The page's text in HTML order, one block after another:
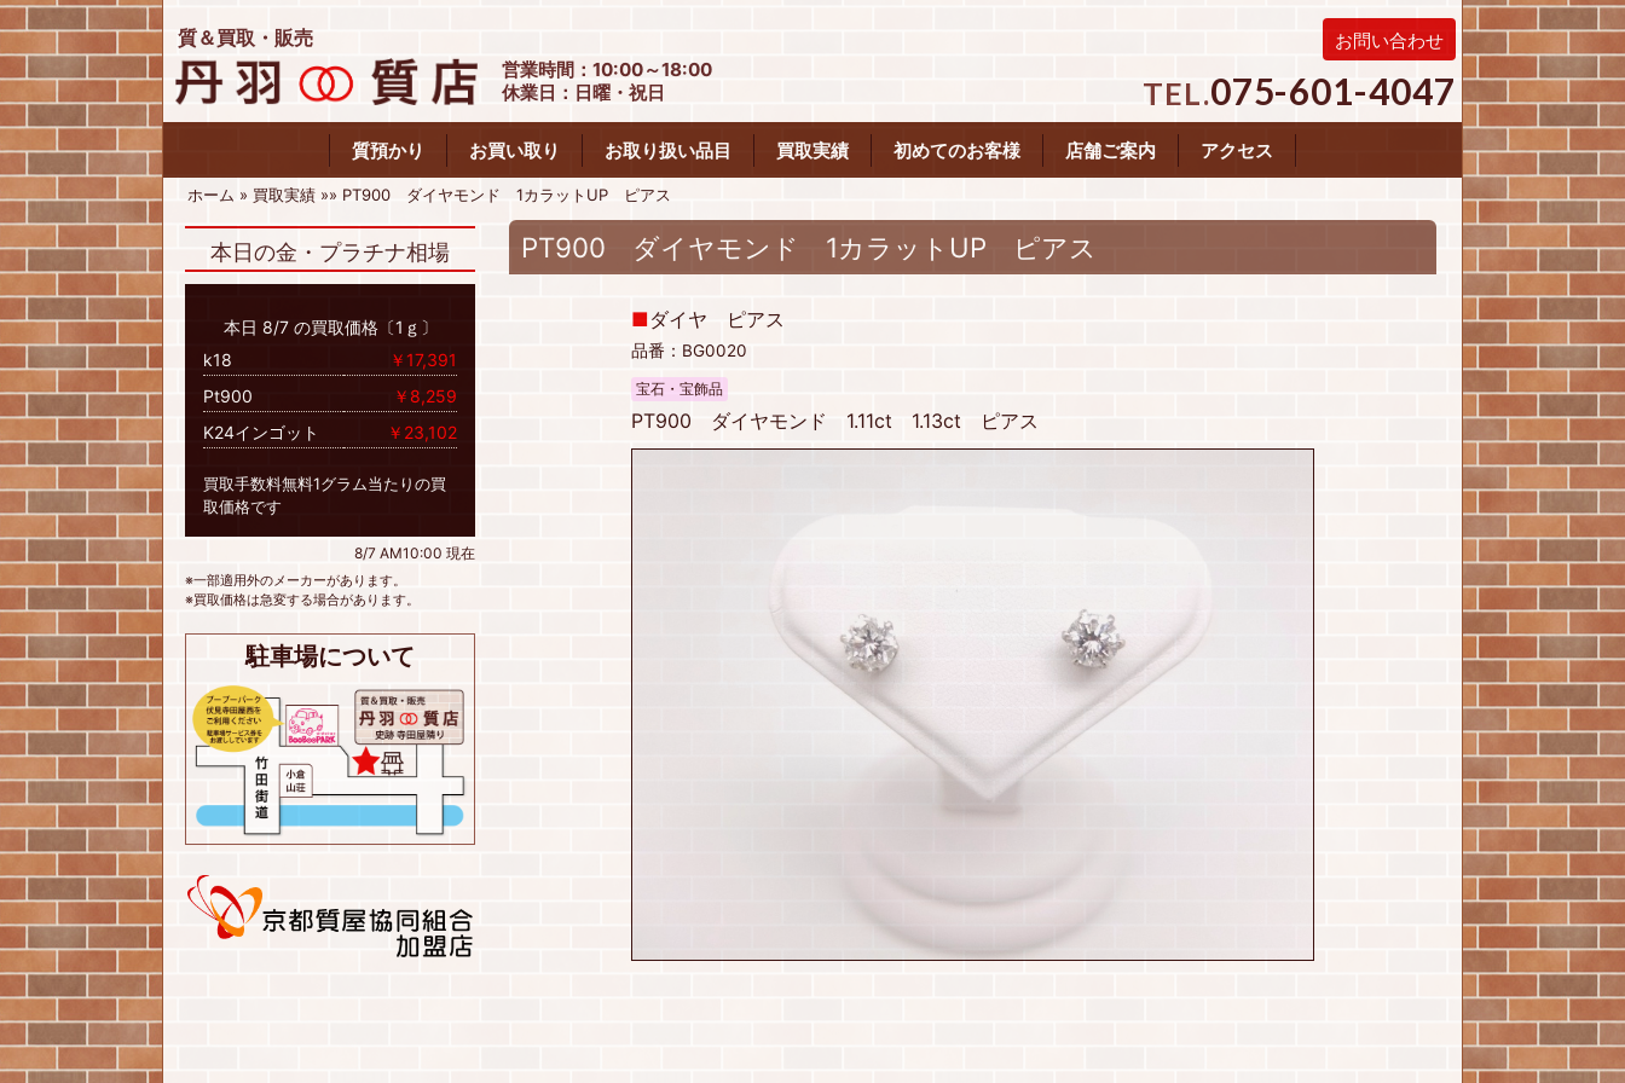
お問い合わせ
TEL.075-601-4047
営業時間：10:00～18:00
休業日：日曜・祝日
質＆買取・販売
質預かり お買い取り お取り扱い品目 買取実績 初めてのお客様 店舗ご案内 アクセス
ホーム » 買取実績 »» PT900 ダイヤモンド 1カラットUP ピアス
PT900 ダイヤモンド 1カラットUP ピアス
■ダイヤ ピアス
品番：BG0020
宝石・宝飾品
PT900 ダイヤモンド 1.11ct 1.13ct ピアス
本日の金・プラチナ相場
本日 8/7 の買取価格〔1ｇ〕
k18
￥17,391
Pt900
￥8,259
K24インゴット
￥23,102
買取手数料無料1グラム当たりの買
取価格です
8/7 AM10:00 現在
※一部適用外のメーカーがあります。
※買取価格は急変する場合があります。
駐車場について